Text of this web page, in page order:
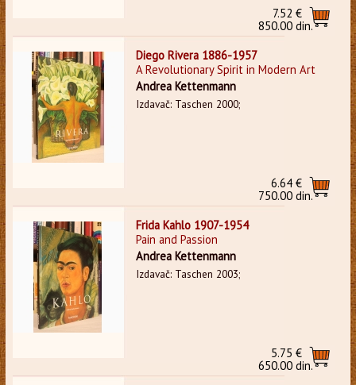
7.52 €
850.00 din.
Diego Rivera 1886-1957
A Revolutionary Spirit in Modern Art
Andrea Kettenmann
Izdavač: Taschen 2000;
6.64 €
750.00 din.
Frida Kahlo 1907-1954
Pain and Passion
Andrea Kettenmann
Izdavač: Taschen 2003;
5.75 €
650.00 din.